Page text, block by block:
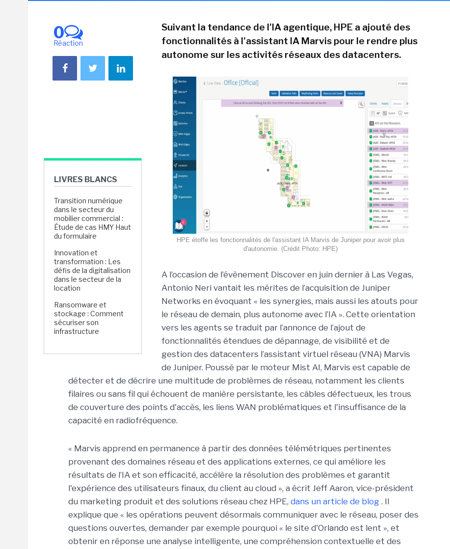
0
Réaction
LIVRES BLANCS
Transition numérique
dans le secteur du
mobilier commercial :
Étude de cas HMY Haut
du formulaire
Innovation et
transformation : Les
défis de la digitalisation
dans le secteur de la
location
Ransomware et
stockage : Comment
sécuriser son
infrastructure
Suivant la tendance de l'IA agentique, HPE a ajouté des
fonctionnalités à l'assistant IA Marvis pour le rendre plus
autonome sur les activités réseaux des datacenters.
HPE étoffe les fonctionnalités de l'assistant IA Marvis de Juniper pour avoir plus
d'autonomie. (Crédit Photo: HPE)
A l’occasion de l’évènement Discover en juin dernier à Las Vegas,
Antonio Neri vantait les mérites de l’acquisition de Juniper
Networks en évoquant « les synergies, mais aussi les atouts pour
le réseau de demain, plus autonome avec l’IA ». Cette orientation
vers les agents se traduit par l’annonce de l’ajout de
fonctionnalités étendues de dépannage, de visibilité et de
gestion des datacenters l’assistant virtuel réseau (VNA) Marvis
de Juniper. Poussé par le moteur Mist AI, Marvis est capable de
détecter et de décrire une multitude de problèmes de réseau, notamment les clients
filaires ou sans fil qui échouent de manière persistante, les câbles défectueux, les trous
de couverture des points d'accès, les liens WAN problématiques et l'insuffisance de la
capacité en radiofréquence.
« Marvis apprend en permanence à partir des données télémétriques pertinentes
provenant des domaines réseau et des applications externes, ce qui améliore les
résultats de l’IA et son efficacité, accélère la résolution des problèmes et garantit
l'expérience des utilisateurs finaux, du client au cloud », a écrit Jeff Aaron, vice-président
du marketing produit et des solutions réseau chez HPE, dans un article de blog . Il
explique que « les opérations peuvent désormais communiquer avec le réseau, poser des
questions ouvertes, demander par exemple pourquoi « le site d'Orlando est lent », et
obtenir en réponse une analyse intelligente, une compréhension contextuelle et des